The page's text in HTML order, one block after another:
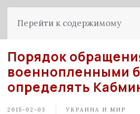
Перейти к содержимому
Порядок
военнопленными
определять
2015-02-03 УКРАИНА И МИР